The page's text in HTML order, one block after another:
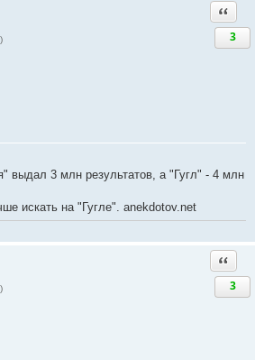
3
выдал 3 млн результатов, а "Гугл" - 4 млн
искать на "Гугле". anekdotov.net
3